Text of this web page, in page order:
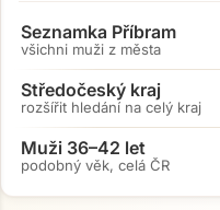
Seznamka Příbram
všichni muži z města
Středočeský kraj
rozšířit hledání na celý kraj
Muži 36–42 let
podobný věk, celá ČR